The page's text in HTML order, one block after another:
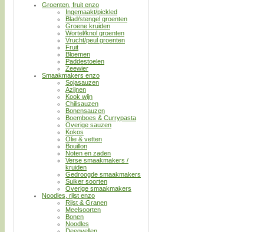
Groenten, fruit enzo
Ingemaakt/pickled
Blad/stengel groenten
Groene kruiden
Wortel/knol groenten
Vrucht/peul groenten
Fruit
Bloemen
Paddestoelen
Zeewier
Smaakmakers enzo
Sojasauzen
Azijnen
Kook wijn
Chilisauzen
Bonensauzen
Boemboes & Currypasta
Overige sauzen
Kokos
Olie & vetten
Bouillon
Noten en zaden
Verse smaakmakers /
kruiden
Gedroogde smaakmakers
Suiker soorten
Overige smaakmakers
Noodles, rijst enzo
Rijst & Granen
Meelsoorten
Bonen
Noodles